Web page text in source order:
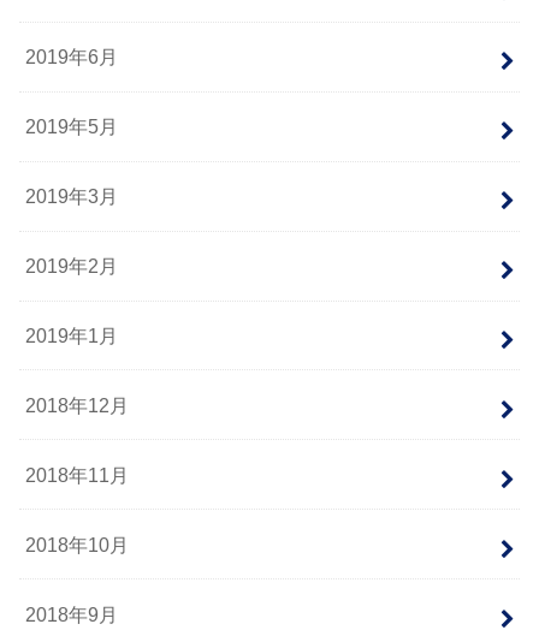
2019年6月
2019年5月
2019年3月
2019年2月
2019年1月
2018年12月
2018年11月
2018年10月
2018年9月